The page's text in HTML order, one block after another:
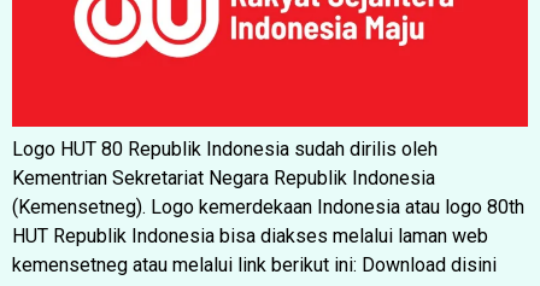
Logo HUT 80 Republik Indonesia sudah dirilis oleh
Kementrian Sekretariat Negara Republik Indonesia
(Kemensetneg). Logo kemerdekaan Indonesia atau logo 80th
HUT Republik Indonesia bisa diakses melalui laman web
kemensetneg atau melalui link berikut ini: Download disini